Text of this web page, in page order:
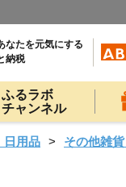
なたを元気にする
納税
ふるラボ
チャンネル
日用品 その他雑